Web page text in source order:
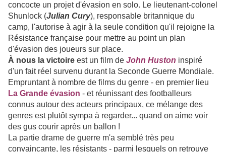
concocte un projet d'évasion en solo. Le lieutenant-colonel
Shunlock (Julian Cury), responsable britannique du
camp, l'autorise à agir à la seule condition qu'il rejoigne la
Résistance française pour mettre au point un plan
d'évasion des joueurs sur place.
À nous la victoire est un film de John Huston inspiré
d'un fait réel survenu durant la Seconde Guerre Mondiale.
Empruntant à nombre de films du genre - en premier lieu
La Grande évasion - et réunissant des footballeurs
connus autour des acteurs principaux, ce mélange des
genres est plutôt sympa à regarder... quand on aime voir
des gus courir après un ballon !
La partie drame de guerre m'a semblé très peu
convaincante, les résistants - parmi lesquels on retrouve